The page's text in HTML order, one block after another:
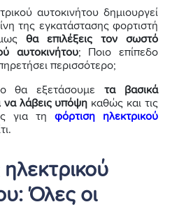
αυτοκινήτου δημιουργεί
της εγκατάστασης φορτιστή
θα επιλέξεις τον σωστό
αυτοκινήτου; Ποιο επίπεδο
περισσότερο;
θα εξετάσουμετα βασικά
να λάβεις υπόψη καθώς και τις
για τη φόρτιση ηλεκτρικού
Όλες οι